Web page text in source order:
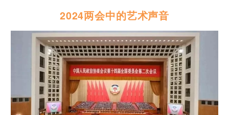
2024两会中的艺术声音